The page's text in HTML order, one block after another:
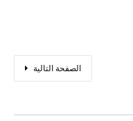
‫الصفحة التالية‬